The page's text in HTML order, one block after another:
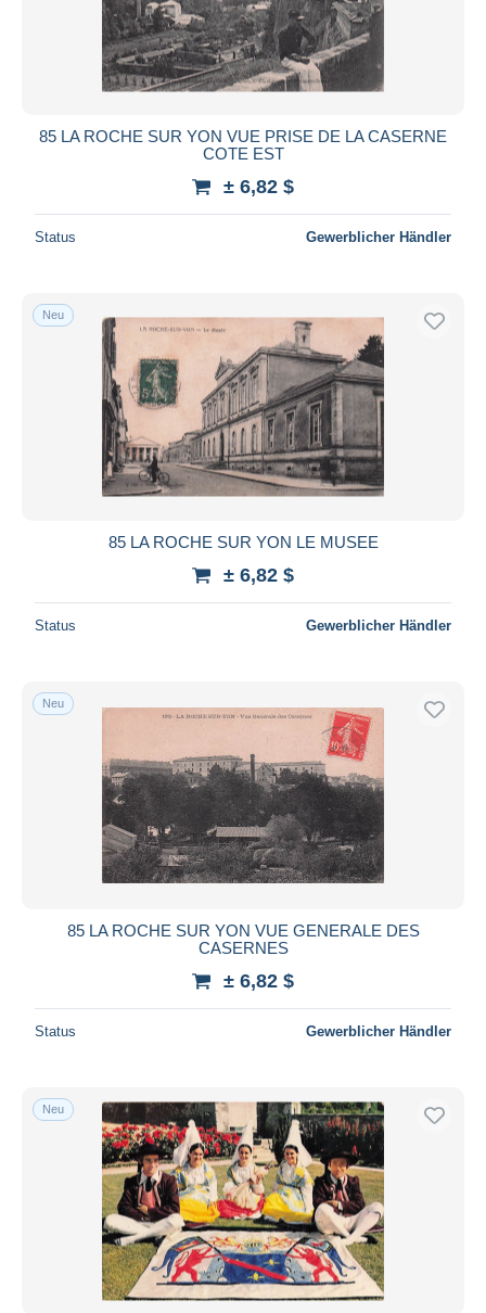
Übernehmen
85 LA ROCHE SUR YON VUE PRISE DE LA CASERNE
COTE EST
± 6,82 $
Status Gewerblicher Händler
Neu
85 LA ROCHE SUR YON LE MUSEE
± 6,82 $
Status Gewerblicher Händler
Neu
85 LA ROCHE SUR YON VUE GENERALE DES
CASERNES
± 6,82 $
Status Gewerblicher Händler
Neu